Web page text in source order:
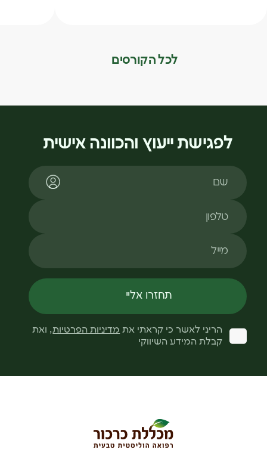
לכל הקורסים
לפגישת ייעוץ והכוונה אישית
שם
טלפון
מייל
תחזרו אליי
הריני לאשר כי קראתי את מדיניות הפרטיות, ואת
קבלת המידע השיווקי